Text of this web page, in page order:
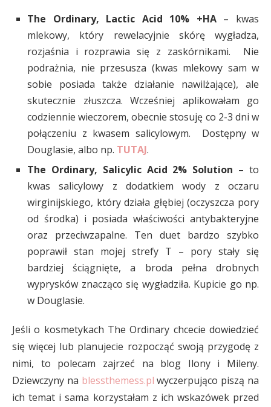
The Ordinary, Lactic Acid 10% +HA– kwas
mlekowy, który rewelacyjnie skórę wygładza,
rozjaśnia i rozprawia się z zaskórnikami. Nie
podrażnia, nie przesusza (kwas mlekowy sam w
sobie posiada także działanie nawilżające), ale
skutecznie złuszcza. Wcześniej aplikowałam go
codziennie wieczorem, obecnie stosuję co 2-3 dni w
połączeniu z kwasem salicylowym. Dostępny w
Douglasie, albo np. TUTAJ.
The Ordinary, Salicylic Acid 2% Solution – to
kwas salicylowy z dodatkiem wody z oczaru
wirginijskiego, który działa głębiej (oczyszcza pory
od środka) i posiada właściwości antybakteryjne
oraz przeciwzapalne. Ten duet bardzo szybko
poprawił stan mojej strefy T – pory stały się
bardziej ściągnięte, a broda pełna drobnych
wyprysków znacząco się wygładziła. Kupicie go np.
w Douglasie.
Jeśli o kosmetykach The Ordinary chcecie dowiedzieć
się więcej lub planujecie rozpocząć swoją przygodę z
nimi, to polecam zajrzeć na blog Ilony i Mileny.
Dziewczyny na blessthemess.pl wyczerpująco piszą na
ich temat i sama korzystałam z ich wskazówek przed